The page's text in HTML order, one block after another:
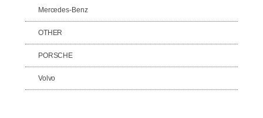
Mercedes-Benz
OTHER
PORSCHE
Volvo